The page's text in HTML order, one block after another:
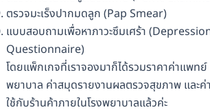
ตรวจมะเร็งปากมดลูก (Pap Smear)
แบบสอบถามเพื่อหาภาวะซึมเศร้า
Questionnaire)
โดยแพ็กเกจที่เราจองมาก็ได้รวมราคาค่าแพทย์
พยาบาล ค่าสมุดรายงานผลตรวจสุขภาพ และค่
ใช้กับร้านค้าภายในโรงพยาบาลแล้วค่ะ